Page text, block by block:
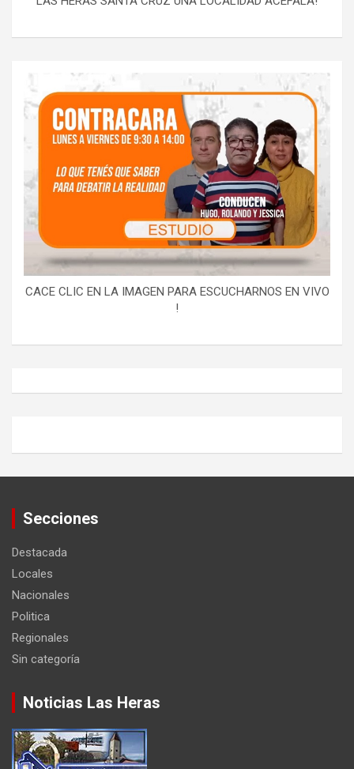
CACE CLIC EN LA IMAGEN PARA ESCUCHARNOS EN VIVO
!
Secciones
Destacada
Locales
Nacionales
Politica
Regionales
Sin categoría
Noticias Las Heras